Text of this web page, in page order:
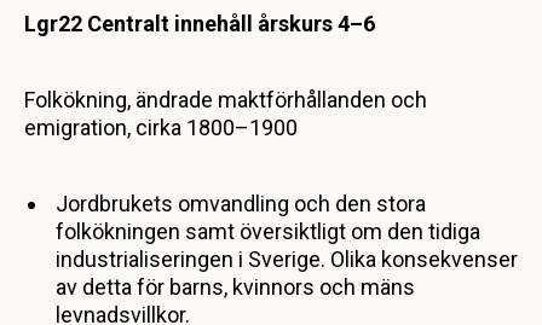
Lgr22 Centralt innehåll årskurs 4–6
Folkökning, ändrade maktförhållanden och
emigration, cirka 1800–1900
Jordbrukets omvandling och den stora
folkökningen samt översiktligt om den tidiga
industrialiseringen i Sverige. Olika konsekvenser
av detta för barns, kvinnors och mäns
levnadsvillkor.